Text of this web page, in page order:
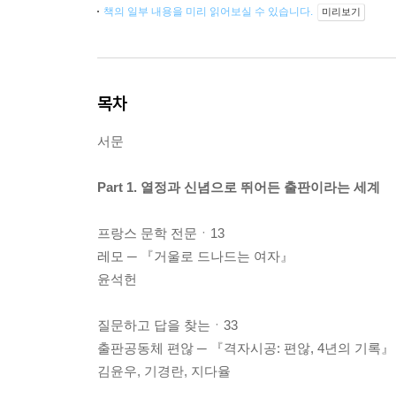
책의 일부 내용을 미리 읽어보실 수 있습니다. 미리보기
목차
서문
Part 1. 열정과 신념으로 뛰어든 출판이라는 세계
프랑스 문학 전문ㆍ13
레모 ─ 『거울로 드나드는 여자』
윤석헌
질문하고 답을 찾는ㆍ33
출판공동체 편않 ─ 『격자시공: 편않, 4년의 기록』
김윤우, 기경란, 지다율